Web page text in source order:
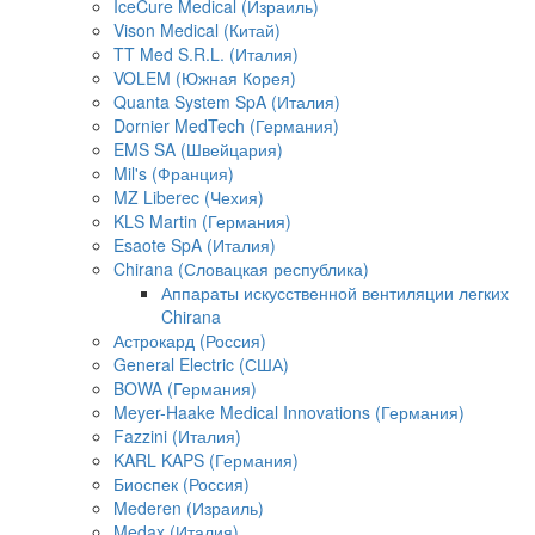
IceCure Medical (Израиль)
Vison Medical (Китай)
TT Med S.R.L. (Италия)
VOLEM (Южная Корея)
Quanta System SpA (Италия)
Dornier MedTech (Германия)
EMS SA (Швейцария)
Mil's (Франция)
MZ Liberec (Чехия)
KLS Martin (Германия)
Esaote SpA (Италия)
Chirana (Словацкая республика)
Аппараты искусственной вентиляции легких
Chirana
Астрокард (Россия)
General Electric (США)
BOWA (Германия)
Meyer-Haake Medical Innovations (Германия)
Fazzini (Италия)
KARL KAPS (Германия)
Биоспек (Россия)
Mederen (Израиль)